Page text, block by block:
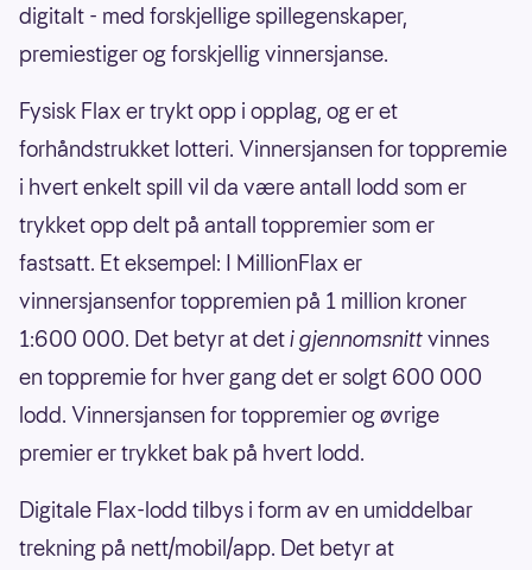
digitalt - med forskjellige spillegenskaper,
premiestiger og forskjellig vinnersjanse.
Fysisk Flax er trykt opp i opplag, og er et
forhåndstrukket lotteri. Vinnersjansen for toppremie
i hvert enkelt spill vil da være antall lodd som er
trykket opp delt på antall toppremier som er
fastsatt. Et eksempel: I MillionFlax er
vinnersjansenfor toppremien på 1 million kroner
1:600 000. Det betyr at deti gjennomsnittvinnes
en toppremie for hver gang det er solgt 600 000
lodd. Vinnersjansen for toppremier og øvrige
premier er trykket bak på hvert lodd.
Digitale Flax-lodd tilbys i form av en umiddelbar
trekning på nett/mobil/app. Det betyr at